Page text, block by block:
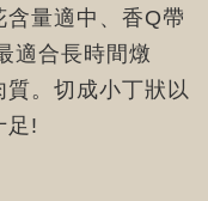
量適中、香Q帶
適合長時間燉
。切成小丁狀以
足!